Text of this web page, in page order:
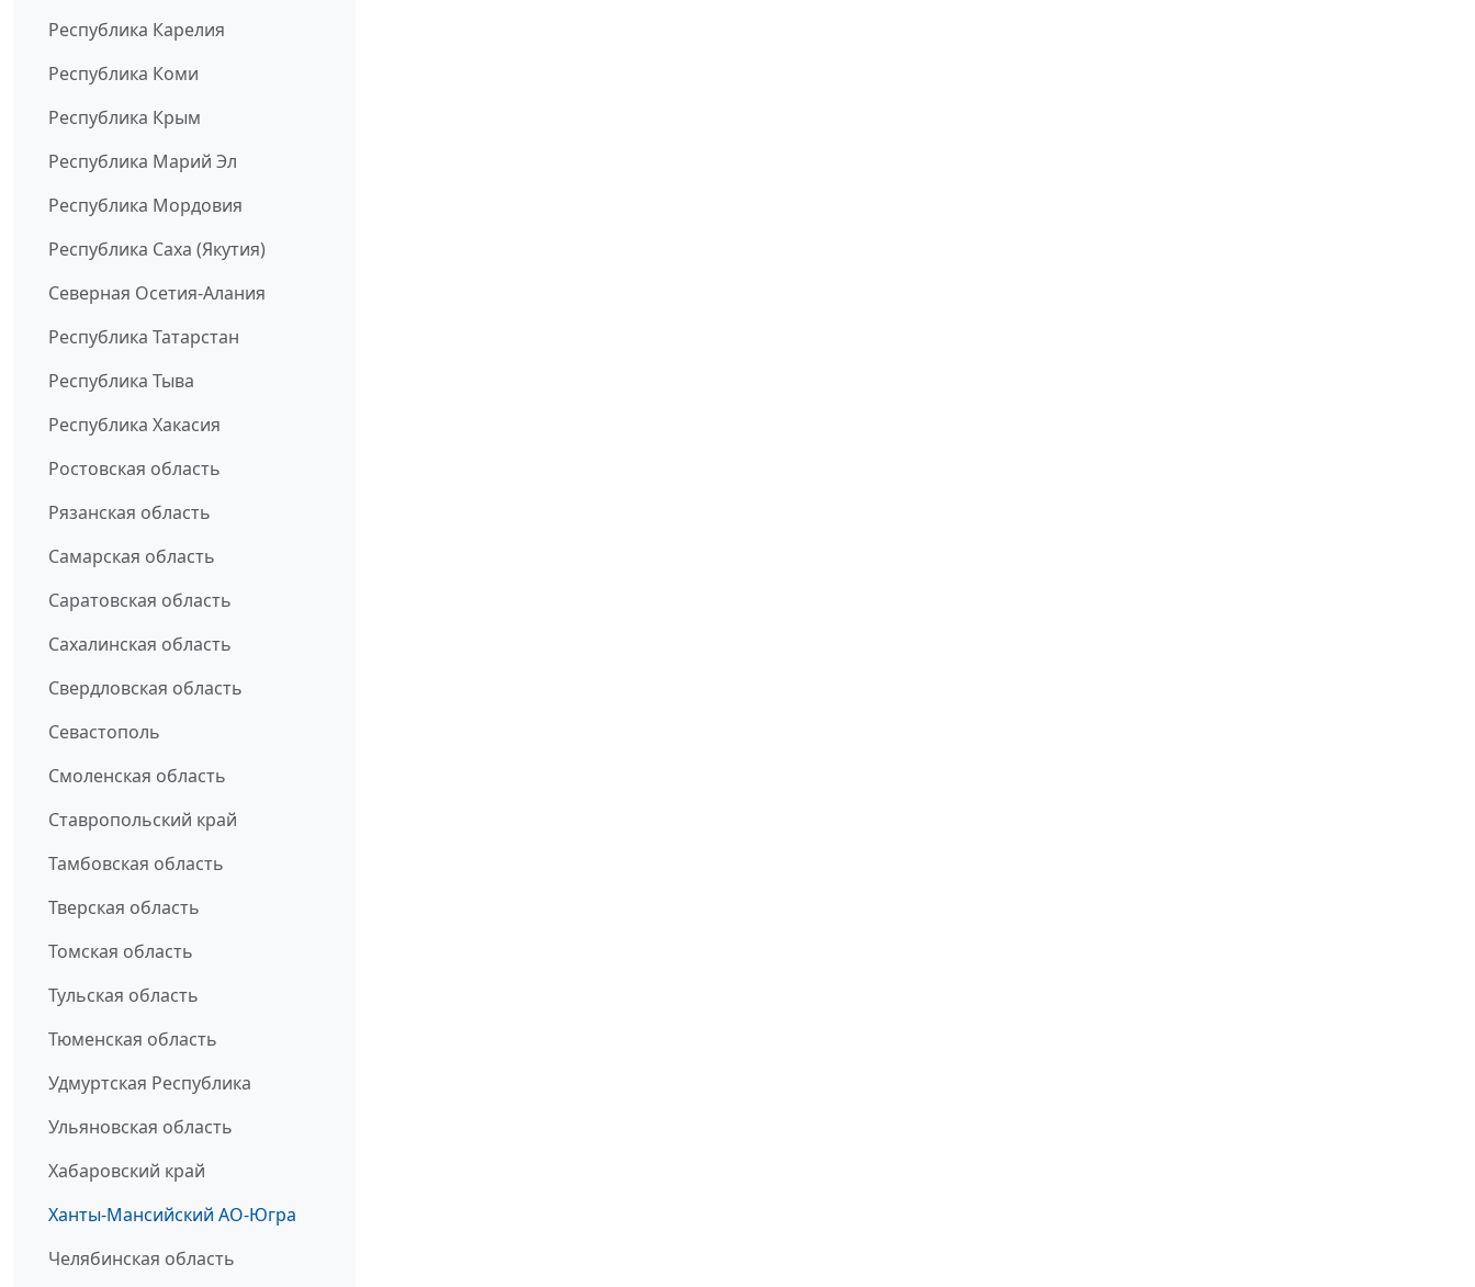
Республика Карелия
Республика Коми
Республика Крым
Республика Марий Эл
Республика Мордовия
Республика Саха (Якутия)
Северная Осетия-Алания
Республика Татарстан
Республика Тыва
Республика Хакасия
Ростовская область
Рязанская область
Самарская область
Саратовская область
Сахалинская область
Свердловская область
Севастополь
Смоленская область
Ставропольский край
Тамбовская область
Тверская область
Томская область
Тульская область
Тюменская область
Удмуртская Республика
Ульяновская область
Хабаровский край
Ханты-Мансийский АО-Югра
Челябинская область